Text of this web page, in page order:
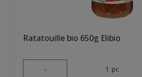
Ratatouille bio 650g Elibio
- 1 pc